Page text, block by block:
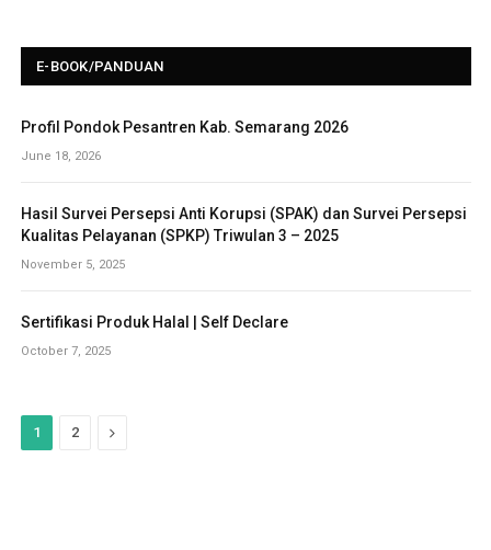
E-BOOK/PANDUAN
Profil Pondok Pesantren Kab. Semarang 2026
June 18, 2026
Hasil Survei Persepsi Anti Korupsi (SPAK) dan Survei Persepsi
Kualitas Pelayanan (SPKP) Triwulan 3 – 2025
November 5, 2025
Sertifikasi Produk Halal | Self Declare
October 7, 2025
1 2
N